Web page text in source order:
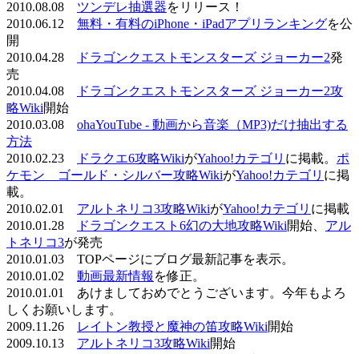
2010.08.08 ツンデレ抽選器をリリース！
2010.06.12 無料・有料のiPhone・iPadアプリランキングを公
開
2010.04.28
ドラゴンクエストモンスターズ ジョーカー2発
売
2010.04.08
ドラゴンクエストモンスターズ ジョーカー2攻
略Wiki開始
2010.03.08 ohaYouTube - 動画から音楽（MP3)だけ抽出する
方法
2010.02.23
ドラクエ6攻略WikiがYahoo!カテゴリ に掲載。 ポ
ケモン ゴールド・シルバー攻略WikiがYahoo!カテゴリ に掲
載。
2010.02.01 アルトネリコ3攻略WikiがYahoo!カテゴリ に掲載
2010.01.28
ドラゴンクエスト6幻の大地攻略Wiki開始、 アル
トネリコ3が発売
2010.01.03 TOPページにブログ最新記事を表示。
2010.01.02 動画最新情報 を修正。
2010.01.01 あけましておめでとうございます。今年もよろ
しくお願いします。
2009.11.26
レイトン教授と魔神の笛攻略Wiki開始
2009.10.13 アルトネリコ3攻略Wiki開始